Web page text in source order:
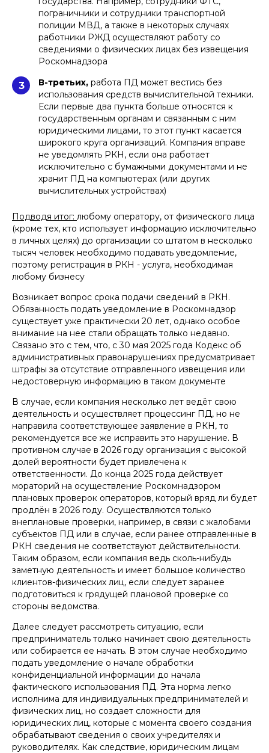
пограничники и сотрудники транспортной
полиции МВД, а также в некоторых случаях
работники РЖД осуществляют работу со
сведениями о физических лицах без извещения
Роскомнадзора
3 В-третьих, работа ПД может вестись без
использования средств вычислительной техники.
Если первые два пункта больше относятся к
государственным органам и связанным с ним
юридическими лицами, то этот пункт касается
широкого круга организаций. Компания вправе
не уведомлять РКН, если она работает
исключительно с бумажными документами и не
хранит ПД на компьютерах (или других
вычислительных устройствах)
Подводя итог: любому оператору, от физического лица
(кроме тех, кто использует информацию исключительно
в личных целях) до организации со штатом в несколько
тысяч человек необходимо подавать уведомление,
поэтому регистрация в РКН - услуга, необходимая
любому бизнесу
Возникает вопрос срока подачи сведений в РКН.
Обязанность подать уведомление в Роскомнадзор
существует уже практически 20 лет, однако особое
внимание на нее стали обращать только недавно.
Связано это с тем, что, с 30 мая 2025 года Кодекс об
административных правонарушениях предусматривает
штрафы за отсутствие отправленного извещения или
недостоверную информацию в таком документе
В случае, если компания несколько лет ведёт свою
деятельность и осуществляет процессинг ПД, но не
направила соответствующее заявление в РКН, то
рекомендуется все же исправить это нарушение. В
противном случае в 2026 году организация с высокой
долей вероятности будет привлечена к
ответственности. До конца 2025 года действует
мораторий на осуществление Роскомнадзором
плановых проверок операторов, который вряд ли будет
продлён в 2026 году. Осуществляются только
внеплановые проверки, например, в связи с жалобами
субъектов ПД или в случае, если ранее отправленные в
РКН сведения не соответствуют действительности.
Таким образом, если компания ведь сколь-нибудь
заметную деятельность и имеет большое количество
клиентов-физических лиц, если следует заранее
подготовиться к грядущей плановой проверке со
стороны ведомства.
Далее следует рассмотреть ситуацию, если
предприниматель только начинает свою деятельность
или собирается ее начать. В этом случае необходимо
подать уведомление о начале обработки
конфиденциальной информации до начала
фактического использования ПД. Эта норма легко
исполнима для индивидуальных предпринимателей и
физических лиц, но создает сложности для
юридических лиц, которые с момента своего создания
обрабатывают сведения о своих учредителях и
руководителях. Как следствие, юридическим лицам